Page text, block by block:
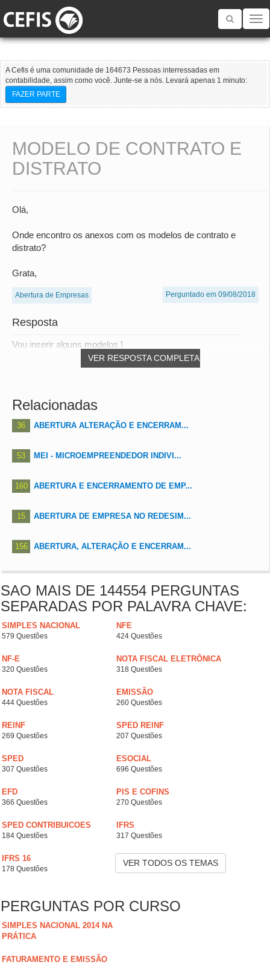
Toggle
A Cefis é uma comunidade de 164673 Pessoas interressadas em
contabilidade, assim como você. Junte-se a nós. Levará apenas 1 minuto:
FAZER PARTE
MODELO DE CONTRATO E
DISTRATO
Olá,
Onde encontro os anexos com os modelos de contrato e
distrato?
Grata,
Abertura de Empresas Perguntado em 09/08/2018
Resposta
VER RESPOSTA COMPLETA
Vou inserir alguns modelos !
Relacionadas
36 ABERTURA ALTERAÇÃO E ENCERRAM...
53 MEI - MICROEMPREENDEDOR INDIVI...
160 ABERTURA E ENCERRAMENTO DE EMP...
15 ABERTURA DE EMPRESA NO REDESIM...
156 ABERTURA, ALTERAÇÃO E ENCERRAM...
SAO MAIS DE 144554 PERGUNTAS
SEPARADAS POR PALAVRA CHAVE:
SIMPLES NACIONAL
579 Questões
NFE
424 Questões
NF-E
320 Questões
NOTA FISCAL ELETRÔNICA
318 Questões
NOTA FISCAL
444 Questões
EMISSÃO
260 Questões
REINF
269 Questões
SPED REINF
207 Questões
SPED
307 Questões
ESOCIAL
696 Questões
EFD
366 Questões
PIS E COFINS
270 Questões
SPED CONTRIBUICOES
184 Questões
IFRS
317 Questões
IFRS 16
178 Questões
VER TODOS OS TEMAS
PERGUNTAS POR CURSO
SIMPLES NACIONAL 2014 NA
PRÁTICA
FATURAMENTO E EMISSÃO